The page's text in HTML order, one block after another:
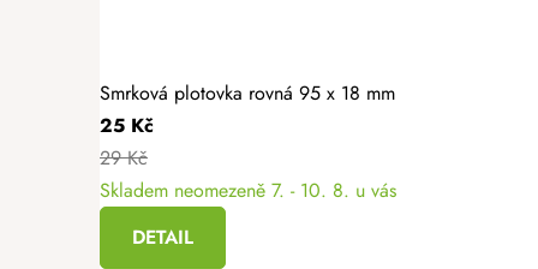
Smrková plotovka rovná 95 x 18 mm
25 Kč
29 Kč
Skladem neomezeně 7. - 10. 8. u vás
DETAIL